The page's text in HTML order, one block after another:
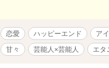
恋愛 ハッピーエンド ア
甘々
芸能人×芸能人 エタ